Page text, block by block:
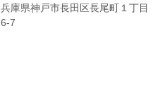
兵庫県神戸市長田区長尾町１丁目
6-7